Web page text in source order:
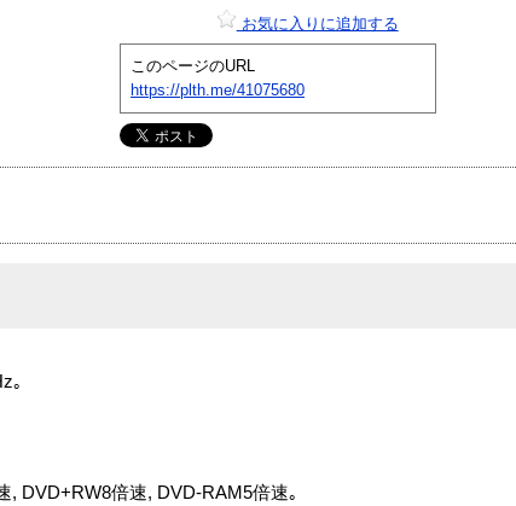
お気に入りに追加する
このページのURL
https://plth.me/41075680
｡
, DVD+RW8倍速, DVD-RAM5倍速｡